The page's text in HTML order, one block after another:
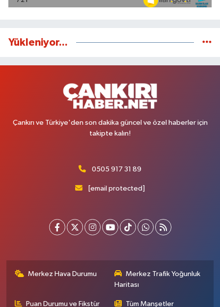
Yükleniyor...
Çankırı ve Türkiye'den son dakika güncel ve özel haberler için
takipte kalın!
0505 917 31 89
[email protected]
Merkez Hava Durumu
Merkez Trafik Yoğunluk
Haritası
Puan Durumu ve Fikstür Tüm Manşetler